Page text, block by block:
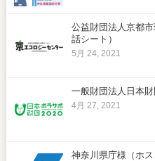
公益財団法人京都
話シート）
5月 24, 2021
一般財団法人日本
4月 27, 2021
神奈川県庁様（ホ